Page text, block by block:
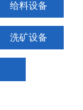
给料设备
洗矿设备